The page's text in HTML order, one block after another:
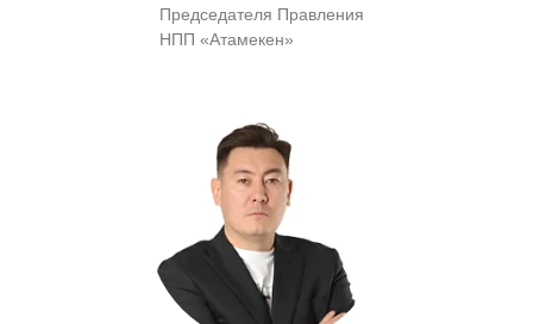
Председателя Правления
НПП «Атамекен»